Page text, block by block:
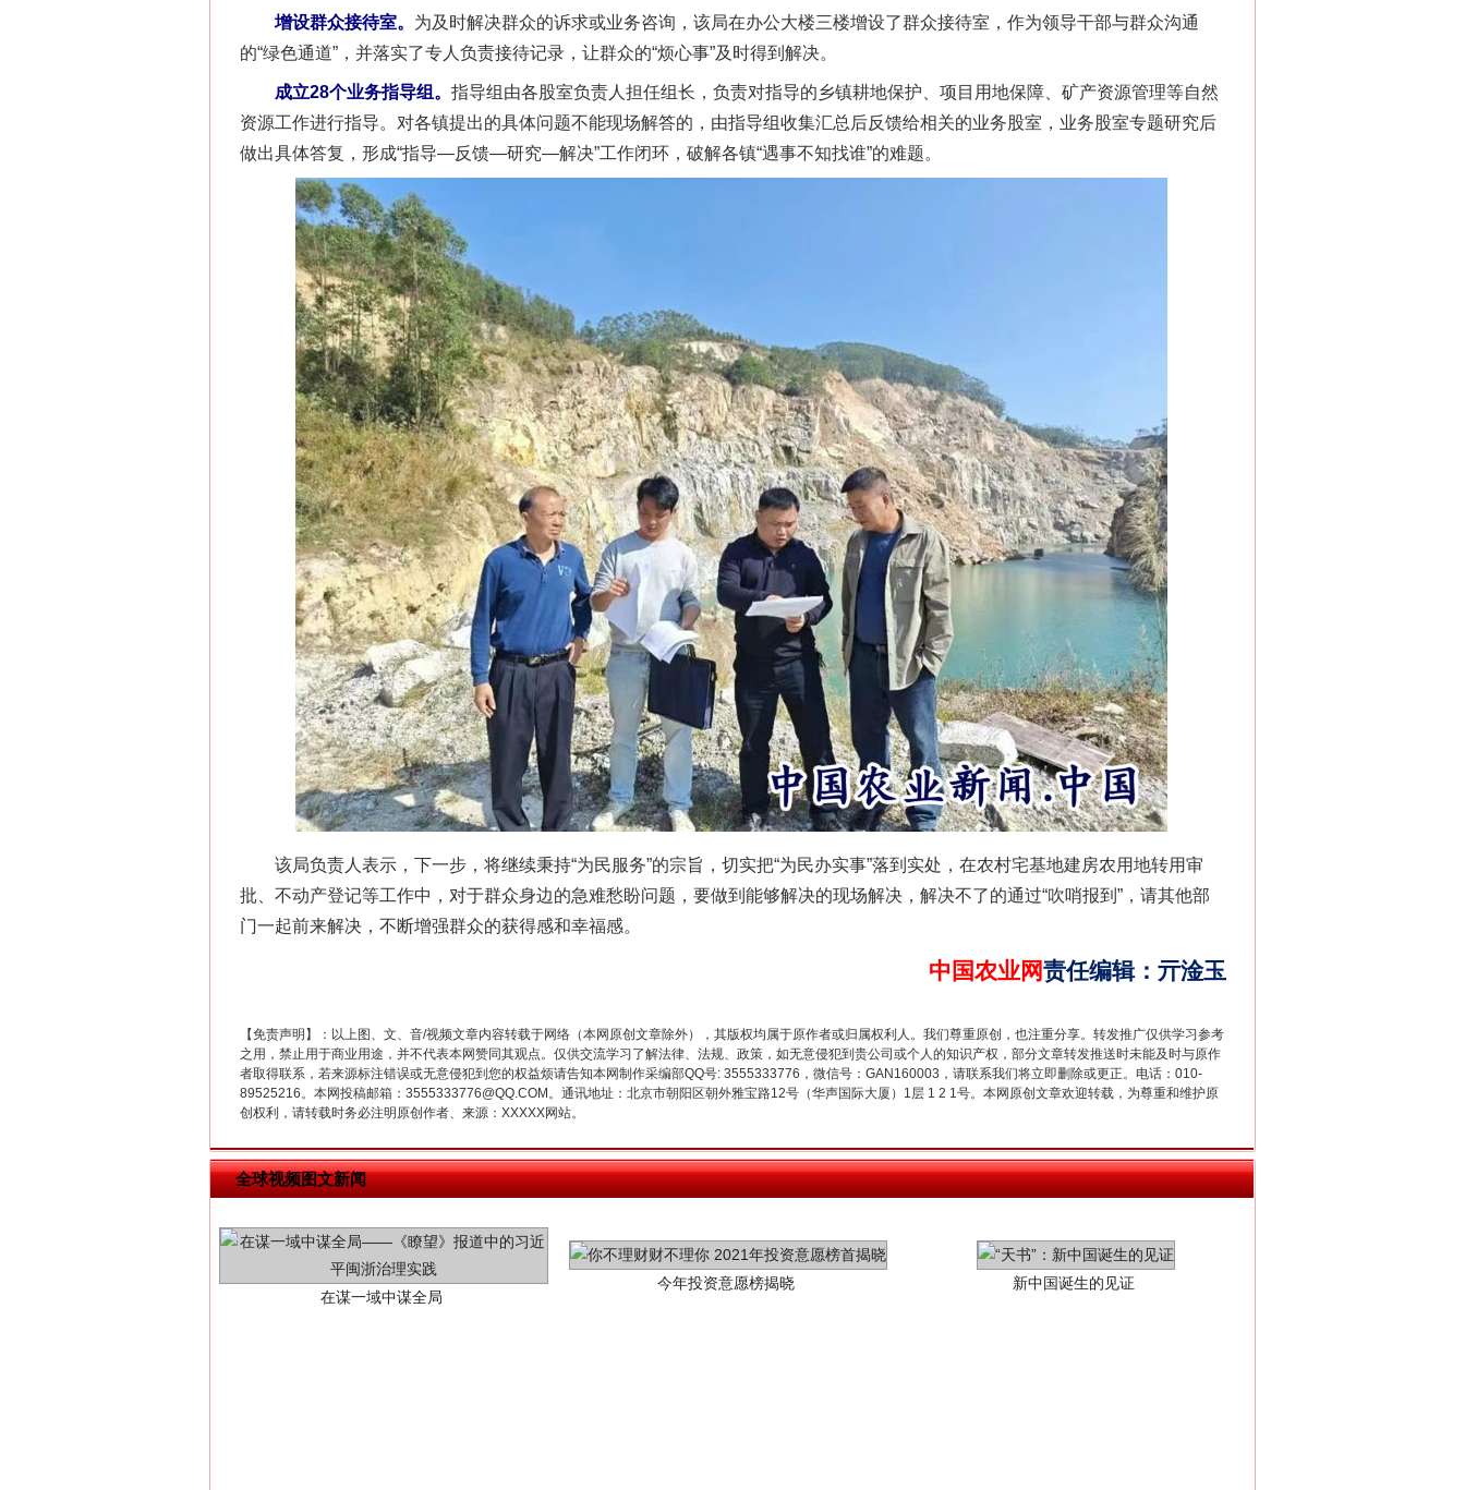
增设群众接待室。 为及时解决群众的诉求或业务咨询，该局在办公大楼三楼增设了群众接待室，作为领导干部与群众沟通
的“绿色通道”，并落实了专人负责接待记录，让群众的“烦心事”及时得到解决。
成立28个业务指导组。 指导组由各股室负责人担任组长，负责对指导的乡镇耕地保护、项目用地保障、矿产资源管理等自然
资源工作进行指导。对各镇提出的具体问题不能现场解答的，由指导组收集汇总后反馈给相关的业务股室，业务股室专题研究后
做出具体答复，形成“指导—反馈—研究—解决”工作闭环，破解各镇“遇事不知找谁”的难题。
该局负责人表示，下一步，将继续秉持“为民服务”的宗旨，切实把“为民办实事”落到实处，在农村宅基地建房农用地转用审
批、不动产登记等工作中，对于群众身边的急难愁盼问题，要做到能够解决的现场解决，解决不了的通过“吹哨报到”，请其他部
门一起前来解决，不断增强群众的获得感和幸福感。
中国农业网责任编辑： 亓淦玉
【免责声明】：以上图、文、音/视频文章内容转载于网络（本网原创文章除外），其版权均属于原作者或归属权利人。我们尊重原创，也注重分享。转发推广仅供学习参考
之用，禁止用于商业用途，并不代表本网赞同其观点。仅供交流学习了解法律、法规、政策，如无意侵犯到贵公司或个人的知识产权，部分文章转发推送时未能及时与原作
者取得联系，若来源标注错误或无意侵犯到您的权益烦请告知本网制作采编部QQ号: 3555333776，微信号：GAN160003，请联系我们将立即删除或更正。电话：010-
89525216。本网投稿邮箱：3555333776@QQ.COM。通讯地址：北京市朝阳区朝外雅宝路12号（华声国际大厦）1层 1 2 1号。本网原创文章欢迎转载，为尊重和维护原
创权利，请转载时务必注明原创作者、来源：XXXXX网站。
全球视频图文新闻
网上购药对药下症？
茶叶“炒上天”
“神药”背后的真相
这是一记警钟！ 谢谢有你温暖了四季 法官巧妙执行解纠纷
在谋一域中谋全局